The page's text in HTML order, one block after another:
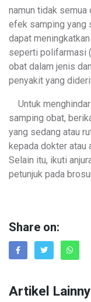
namun tidak
efek samping yang
dapat
seperti polifarmasi
obat dalam jenis
penyakit yang
Untuk
samping obat,
yang sedang atau
kepada dokter atau
Selain itu, ikuti
petunjuk pada
Share on:
Artikel